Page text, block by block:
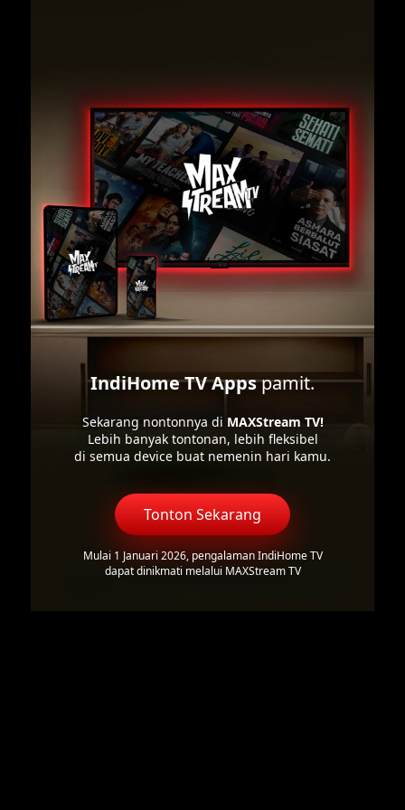
IndiHome TV Appspamit.
Sekarang nontonnya di MAXStream TV!
Lebih banyak tontonan, lebih fleksibel
di semua device buat nemenin hari kamu.
Tonton Sekarang
Mulai 1 Januari 2026, pengalaman IndiHome TV
dapat dinikmati melalui MAXStream TV